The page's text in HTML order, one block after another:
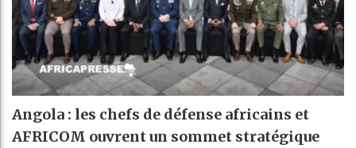
Angola : les chefs de défense africains et
AFRICOM ouvrent un sommet stratégique